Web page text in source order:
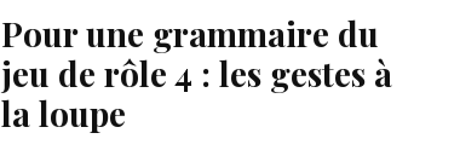
Pour une grammaire du
jeu de rôle 4 : les gestes à
la loupe